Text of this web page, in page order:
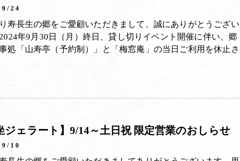
24
寿長生の郷をご愛顧いただきまして、誠にありがとうござい
年9月30日（月）終日、貸し切りイベント開催に伴い、郷
処「山寿亭（予約制）」と「梅窓庵」の当日ご利用を休止さ
ジェラート】9/14～土日祝 限定営業のおしらせ
10